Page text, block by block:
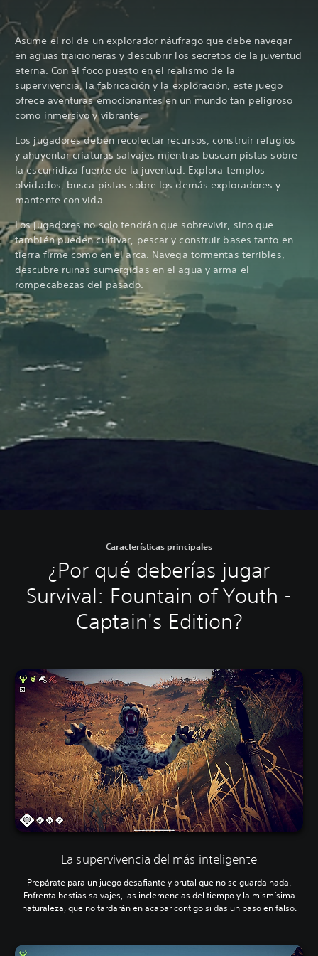
Asume el rol de un explorador náufrago que debe navegar
en aguas traicioneras y descubrir los secretos de la juventud
eterna. Con el foco puesto en el realismo de la
supervivencia, la fabricación y la exploración, este juego
ofrece aventuras emocionantes en un mundo tan peligroso
como inmersivo y vibrante.
Los jugadores deben recolectar recursos, construir refugios
y ahuyentar criaturas salvajes mientras buscan pistas sobre
la escurridiza fuente de la juventud. Explora templos
olvidados, busca pistas sobre los demás exploradores y
mantente con vida.
Los jugadores no solo tendrán que sobrevivir, sino que
también pueden cultivar, pescar y construir bases tanto en
tierra firme como en el arca. Navega tormentas terribles,
descubre ruinas sumergidas en el agua y arma el
rompecabezas del pasado.
Características principales
¿Por qué deberías jugar
Survival: Fountain of Youth -
Captain's Edition?
La supervivencia del más inteligente
Prepárate para un juego desafiante y brutal que no se guarda nada.
Enfrenta bestias salvajes, las inclemencias del tiempo y la mismísima
naturaleza, que no tardarán en acabar contigo si das un paso en falso.